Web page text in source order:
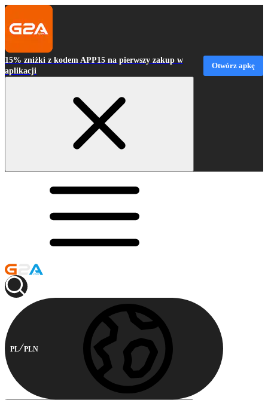
15% zniżki z kodem APP15 na pierwszy zakup w
aplikacji
Otwórz apkę
PL PLN